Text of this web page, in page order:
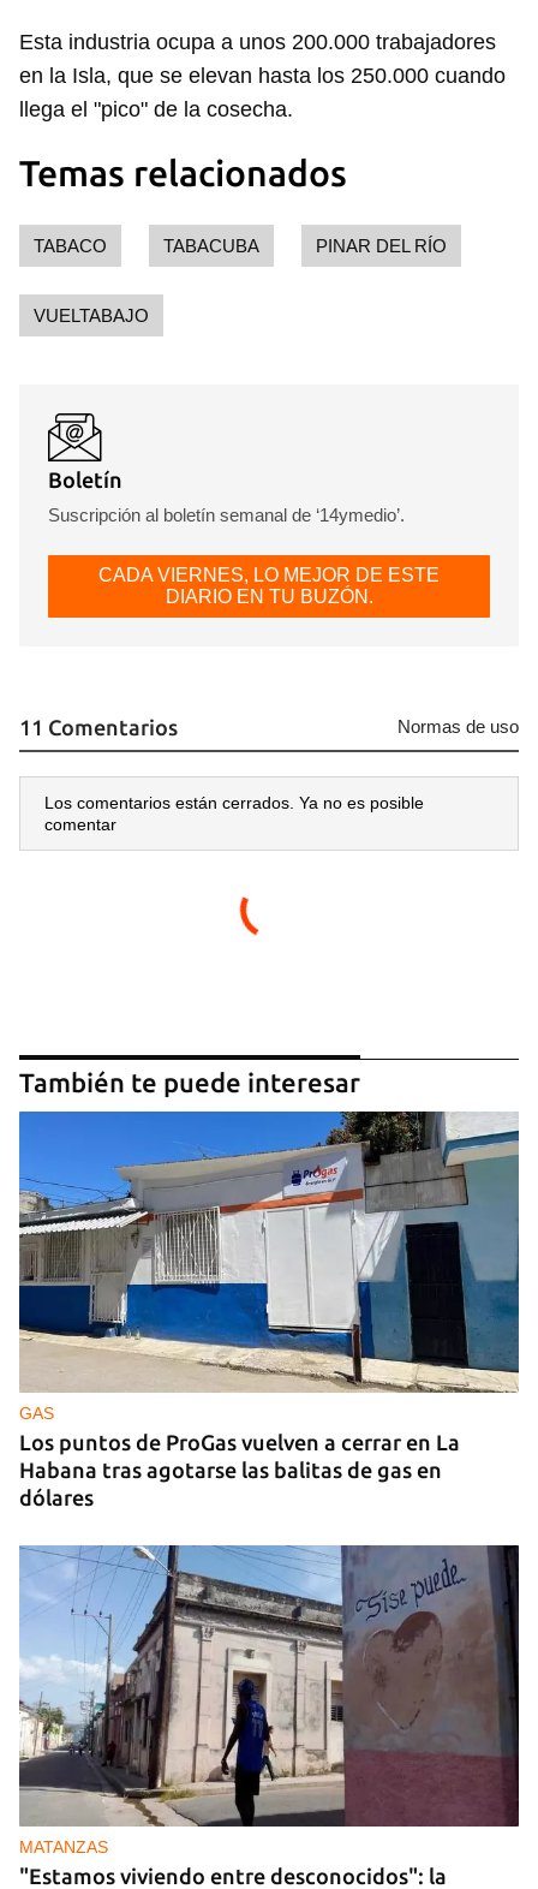
Guardar como favorito
Esta industria ocupa a unos 200.000 trabajadores
en la Isla, que se elevan hasta los 250.000 cuando
llega el "pico" de la cosecha.
Temas relacionados
TABACO TABACUBA PINAR DEL RÍO
VUELTABAJO
Boletín
Suscripción al boletín semanal de ‘14ymedio’.
CADA VIERNES, LO MEJOR DE ESTE
DIARIO EN TU BUZÓN.
11 Comentarios Normas de uso
Los comentarios están cerrados. Ya no es posible
comentar
También te puede interesar
GAS
Los puntos de ProGas vuelven a cerrar en La
Habana tras agotarse las balitas de gas en
dólares
MATANZAS
"Estamos viviendo entre desconocidos": la